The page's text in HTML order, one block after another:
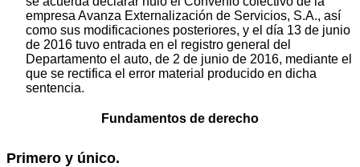
empresa Avanza Externalización de Servicios, S.A., así
como sus modificaciones posteriores, y el día 13 de junio
de 2016 tuvo entrada en el registro general del
Departamento el auto, de 2 de junio de 2016, mediante el
que se rectifica el error material producido en dicha
sentencia.
Fundamentos de derecho
Primero y único.